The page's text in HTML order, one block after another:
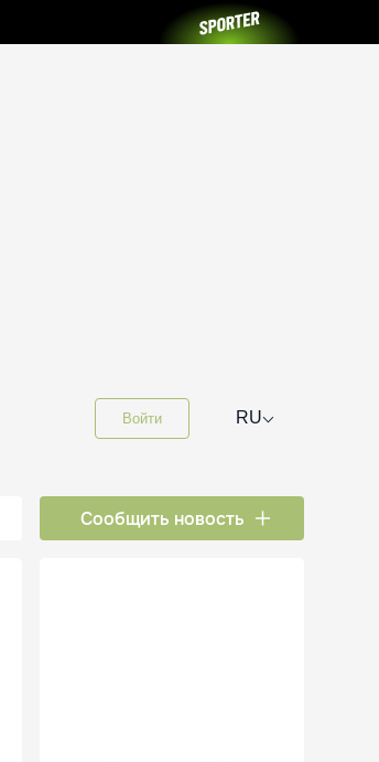
Войти RU⌵
Сообщить новость